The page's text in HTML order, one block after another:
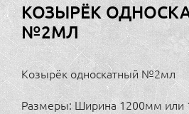
КОЗЫРЁК
№2МЛ
Козырёк односкатный №2мл
Размеры: Ширина 1200мм или